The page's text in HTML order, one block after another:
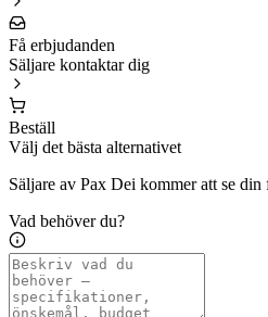
Få erbjudanden
Säljare kontaktar dig
Beställ
Välj det bästa alternativet
Säljare av Pax Dei kommer att se
Vad behöver du?